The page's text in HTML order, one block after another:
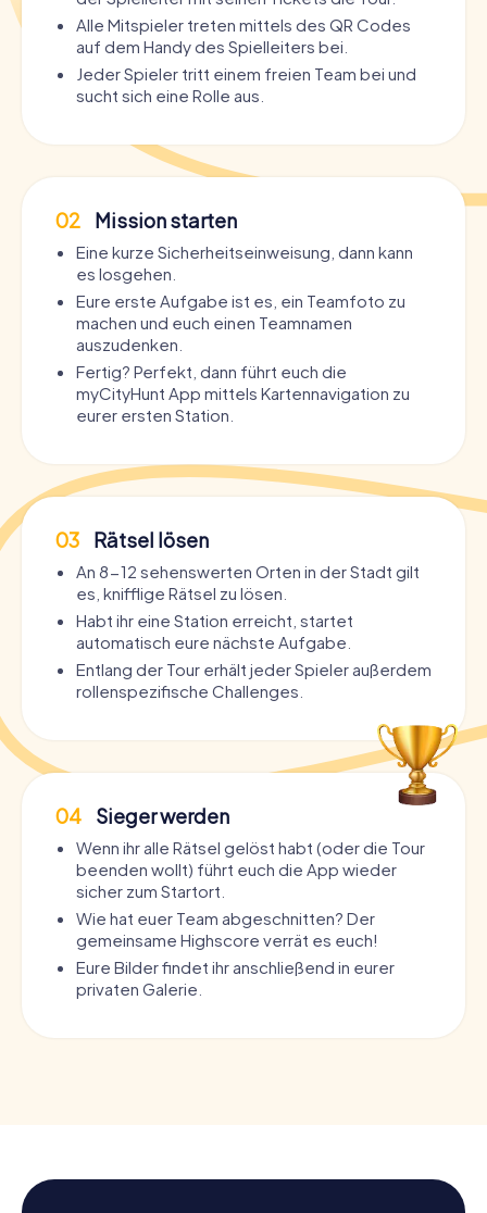
Bucht jetzt eure Schnitzeljagd in Neustrelitz und macht
euch bereit für ein Abenteuer voller Entdeckungen und
Erlebnisse. Die Stadt wartet darauf, von euch erkundet zu
werden – also schnappt euch eure Freunde oder Familie
und startet eure Tour durch Neustrelitz. Diese
Schnitzeljagd wird euch nicht nur die Sehenswürdigkeiten
der Stadt näherbringen, sondern euch auch die
Möglichkeit geben, unvergessliche Erinnerungen zu
schaffen.
Alle Mitspieler treten mittels des QR Codes
auf dem Handy des Spielleiters bei.
Jeder Spieler tritt einem freien Team bei und
sucht sich eine Rolle aus.
02 Mission starten
Eine kurze Sicherheitseinweisung, dann kann
es losgehen.
Eure erste Aufgabe ist es, ein Teamfoto zu
machen und euch einen Teamnamen
auszudenken.
Fertig? Perfekt, dann führt euch die
myCityHunt App mittels Kartennavigation zu
eurer ersten Station.
03 Rätsel lösen
An 8-12 sehenswerten Orten in der Stadt gilt
es, knifflige Rätsel zu lösen.
Habt ihr eine Station erreicht, startet
automatisch eure nächste Aufgabe.
Entlang der Tour erhält jeder Spieler außerdem
rollenspezifische Challenges.
04 Sieger werden
Wenn ihr alle Rätsel gelöst habt (oder die Tour
beenden wollt) führt euch die App wieder
sicher zum Startort.
Wie hat euer Team abgeschnitten? Der
gemeinsame Highscore verrät es euch!
Eure Bilder findet ihr anschließend in eurer
privaten Galerie.